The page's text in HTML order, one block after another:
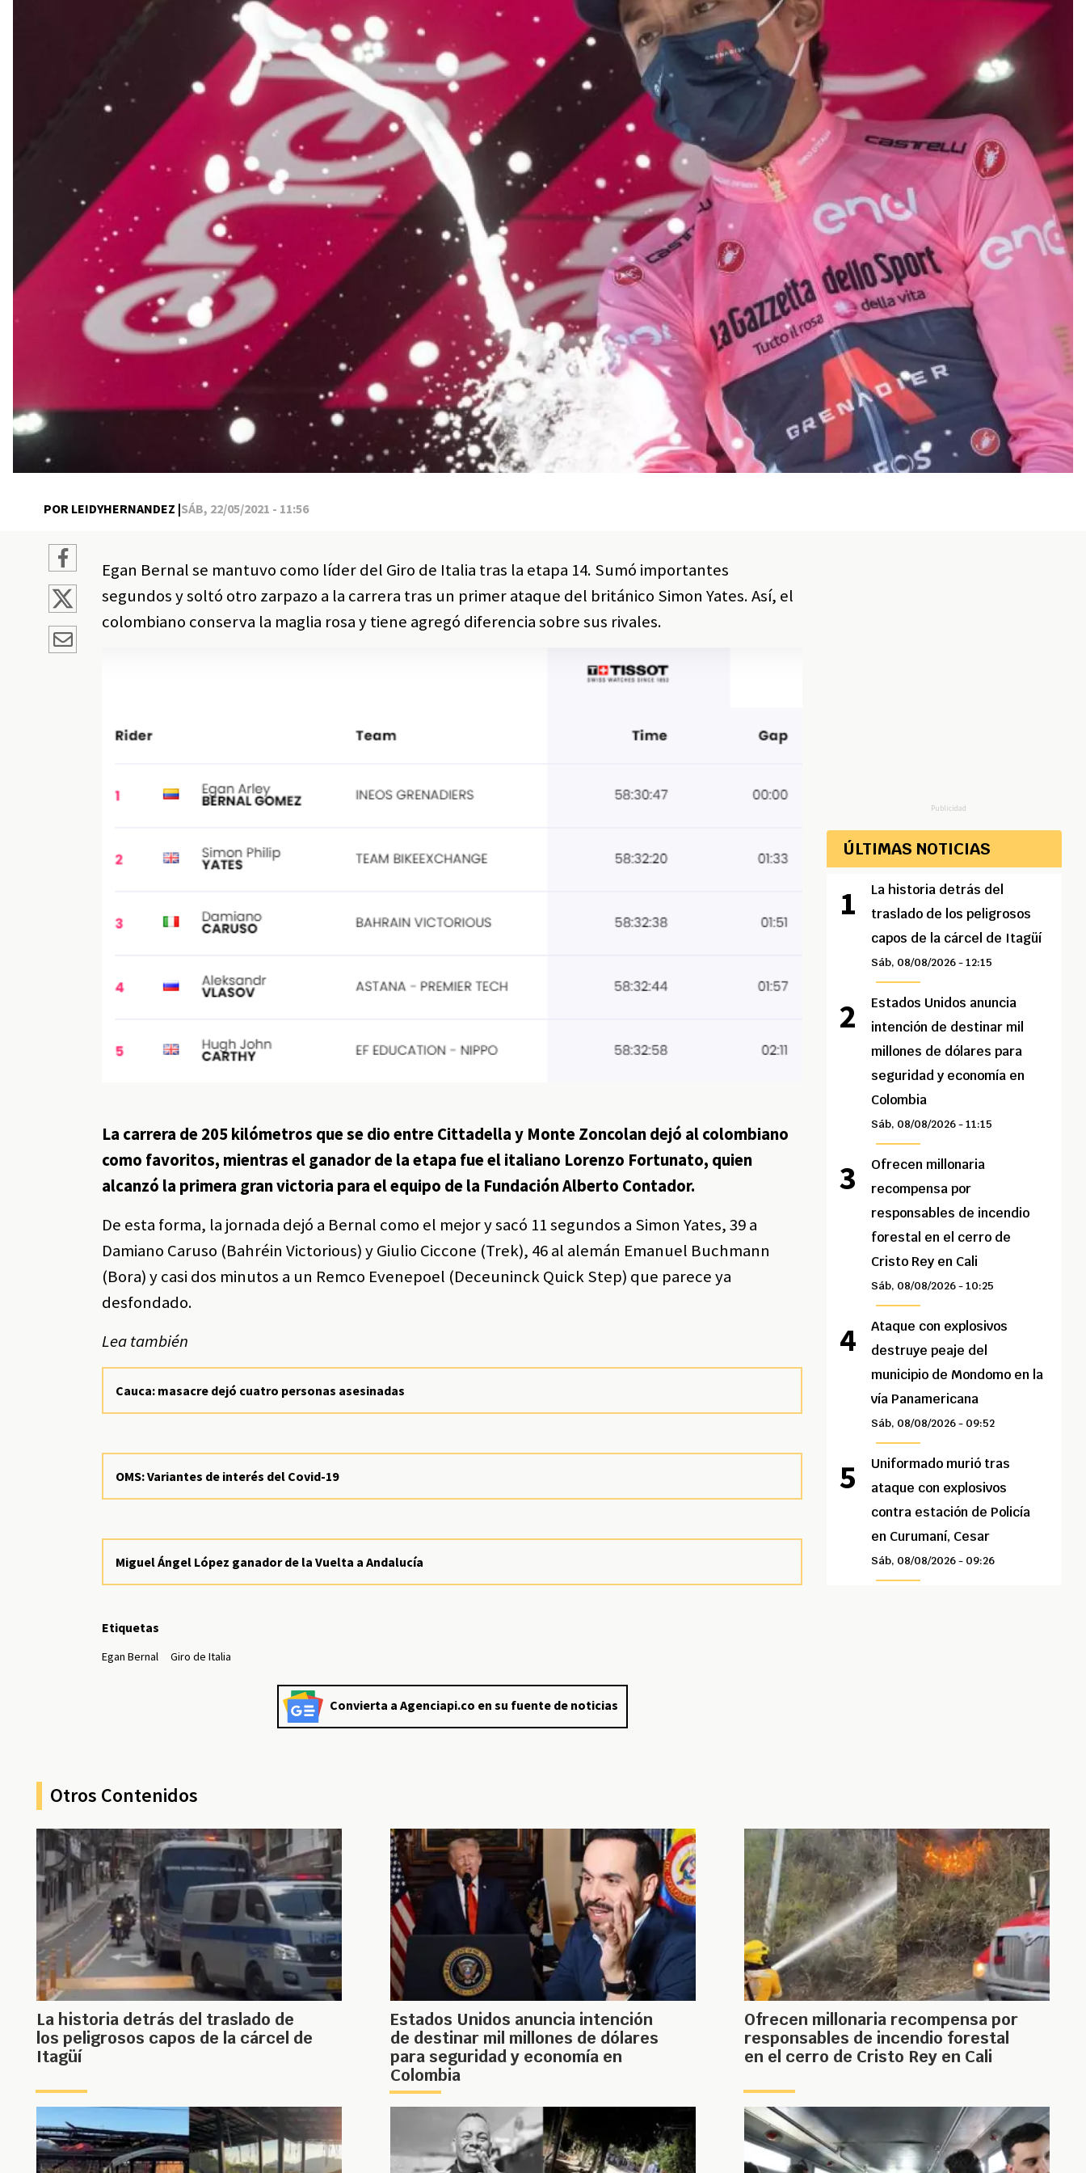
POR LEIDYHERNANDEZ |SÁB, 22/05/2021 - 11:56
Egan Bernal se mantuvo como líder del Giro de Italia tras la etapa 14. Sumó importantes
segundos y soltó otro zarpazo a la carrera tras un primer ataque del británico Simon Yates. Así, el
colombiano conserva la maglia rosa y tiene agregó diferencia sobre sus rivales.
La carrera de 205 kilómetros que se dio entre Cittadella y Monte Zoncolan dejó al colombiano
como favoritos, mientras el ganador de la etapa fue el italiano Lorenzo Fortunato, quien
alcanzó la primera gran victoria para el equipo de la Fundación Alberto Contador.
De esta forma, la jornada dejó a Bernal como el mejor y sacó 11 segundos a Simon Yates, 39 a
Damiano Caruso (Bahréin Victorious) y Giulio Ciccone (Trek), 46 al alemán Emanuel Buchmann
(Bora) y casi dos minutos a un Remco Evenepoel (Deceuninck Quick Step) que parece ya
desfondado.
Lea también
Cauca: masacre dejó cuatro personas asesinadas
OMS: Variantes de interés del Covid-19
Miguel Ángel López ganador de la Vuelta a Andalucía
Etiquetas
Egan Bernal Giro de Italia
Convierta a Agenciapi.co en su fuente de noticias
Publicidad
ÚLTIMAS NOTICIAS
La historia detrás del
traslado de los peligrosos
capos de la cárcel de Itagüí
Sáb, 08/08/2026 - 12:15
Estados Unidos anuncia
intención de destinar mil
millones de dólares para
seguridad y economía en
Colombia
Sáb, 08/08/2026 - 11:15
Ofrecen millonaria
recompensa por
responsables de incendio
forestal en el cerro de
Cristo Rey en Cali
Sáb, 08/08/2026 - 10:25
Ataque con explosivos
destruye peaje del
municipio de Mondomo en la
vía Panamericana
Sáb, 08/08/2026 - 09:52
Uniformado murió tras
ataque con explosivos
contra estación de Policía
en Curumaní, Cesar
Sáb, 08/08/2026 - 09:26
Otros Contenidos
La historia detrás del traslado de
los peligrosos capos de la cárcel de
Itagüí
Estados Unidos anuncia intención
de destinar mil millones de dólares
para seguridad y economía en
Colombia
Ofrecen millonaria recompensa por
responsables de incendio forestal
en el cerro de Cristo Rey en Cali